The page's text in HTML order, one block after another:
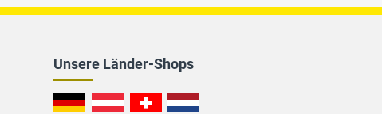
Unsere Länder-Shops